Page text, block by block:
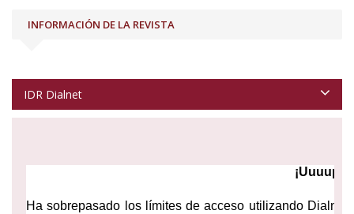
INFORMACIÓN DE LA REVISTA
IDR Dialnet